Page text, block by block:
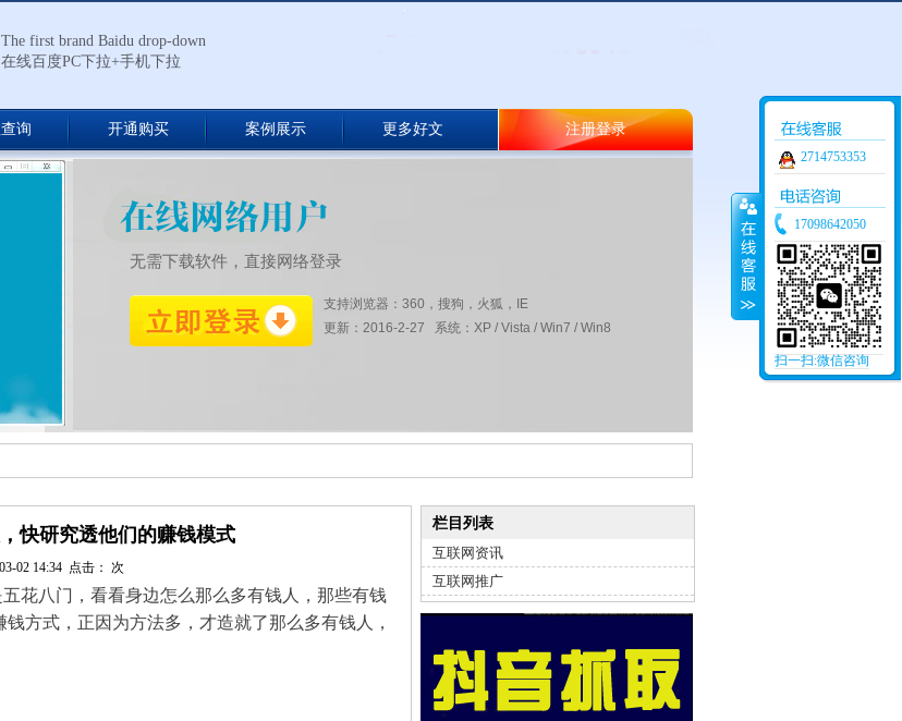
The first brand Baidu drop-down
在线百度PC下拉+手机下拉
询 开通购买 案例展示 更多好文 注册登录
无需下载软件，直接网络登录
支持浏览器：360，搜狗，火狐，IE
更新：2016-2-27 系统：XP / Vista / Win7 / Win8
快研究透他们的赚钱模式
02 14:34 点击： 次
花八门，看看身边怎么那么多有钱人，那些有钱
方式，正因为方法多，才造就了那么多有钱人，
栏目列表
互联网资讯
互联网推广
2714753353
17098642050
扫一扫:微信咨询